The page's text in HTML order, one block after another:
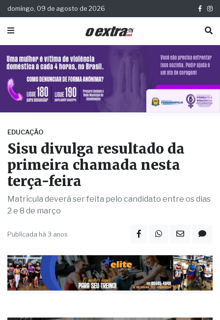
domingo, 09 de agosto de 2026
EDUCAÇÃO
Sisu divulga resultado da
primeira chamada nesta
terça-feira
Matrícula deverá ser feita pelo candidato entre os dias
2 e 8 de março
Publicada há 3 anos